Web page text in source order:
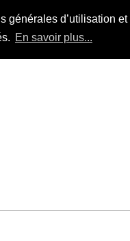
d’utilisation
En savoir plus...